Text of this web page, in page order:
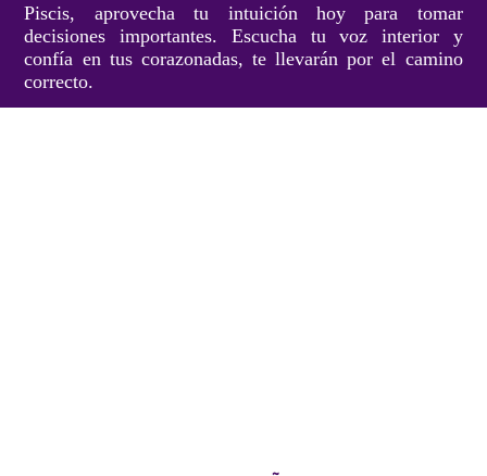
Piscis, aprovecha tu intuición hoy para tomar
decisiones importantes. Escucha tu voz interior y
confía en tus corazonadas, te llevarán por el camino
correcto.